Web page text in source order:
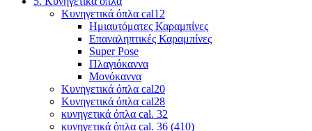
Κυνηγετικά όπλα cal12
Ημιαυτόματες Καραμπίνες
Επαναληπτικές Καραμπίνες
Super Pose
Πλαγιόκαννα
Μονόκαννα
Κυνηγετικά όπλα cal20
Κυνηγετικά όπλα cal28
κυνηγετικά όπλα cal. 32
κυνηγετικά όπλα cal. 36 (410)